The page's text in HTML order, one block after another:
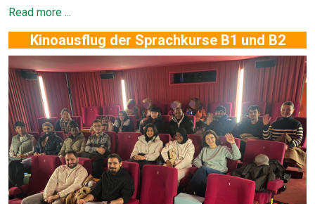
Read more ...
Kinoausflug der Sprachkurse B1 und B2